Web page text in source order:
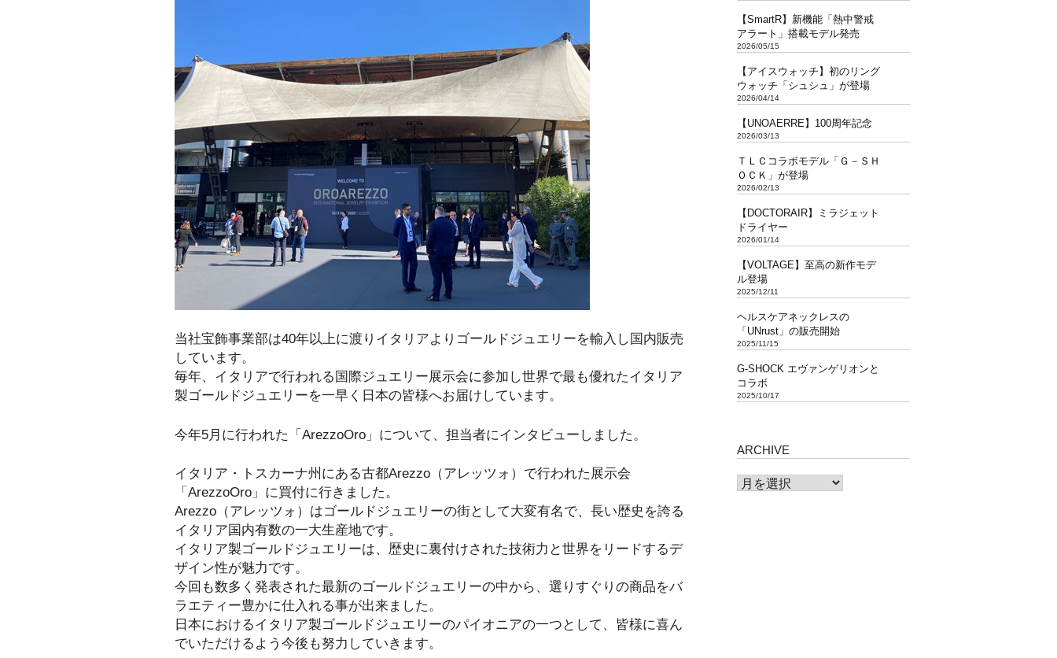
当社宝飾事業部は40年以上に渡りイタリアよりゴールドジュエリーを輸入し国内販売
しています。
毎年、イタリアで行われる国際ジュエリー展示会に参加し世界で最も優れたイタリア
製ゴールドジュエリーを一早く日本の皆様へお届けしています。
今年5月に行われた「ArezzoOro」について、担当者にインタビューしました。
イタリア・トスカーナ州にある古都Arezzo（アレッツォ）で行われた展示会
「ArezzoOro」に買付に行きました。
Arezzo（アレッツォ）はゴールドジュエリーの街として大変有名で、長い歴史を誇る
イタリア国内有数の一大生産地です。
イタリア製ゴールドジュエリーは、歴史に裏付けされた技術力と世界をリードするデ
ザイン性が魅力です。
今回も数多く発表された最新のゴールドジュエリーの中から、選りすぐりの商品をバ
ラエティー豊かに仕入れる事が出来ました。
日本におけるイタリア製ゴールドジュエリーのパイオニアの一つとして、皆様に喜ん
でいただけるよう今後も努力していきます。
【SmartR】新機能「熱中警戒
アラート」搭載モデル発売
2026/05/15
【アイスウォッチ】初のリング
ウォッチ「シュシュ」が登場
2026/04/14
【UNOAERRE】100周年記念
2026/03/13
ＴＬＣコラボモデル「Ｇ－ＳＨ
ＯＣＫ」が登場
2026/02/13
【DOCTORAIR】ミラジェット
ドライヤー
2026/01/14
【VOLTAGE】至高の新作モデ
ル登場
2025/12/11
ヘルスケアネックレスの
「UNrust」の販売開始
2025/11/15
G-SHOCK エヴァンゲリオンと
コラボ
2025/10/17
ARCHIVE